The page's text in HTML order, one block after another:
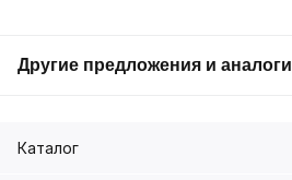
Другие предложения и аналоги
Каталог